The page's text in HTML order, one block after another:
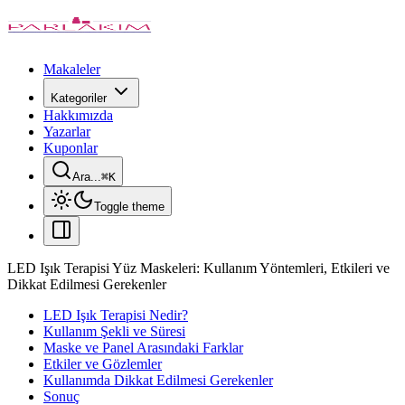
Makaleler
Kategoriler
Hakkımızda
Yazarlar
Kuponlar
Ara...⌘K
Toggle theme
LED Işık Terapisi Yüz Maskeleri: Kullanım Yöntemleri, Etkileri ve
Dikkat Edilmesi Gerekenler
LED Işık Terapisi Nedir?
Kullanım Şekli ve Süresi
Maske ve Panel Arasındaki Farklar
Etkiler ve Gözlemler
Kullanımda Dikkat Edilmesi Gerekenler
Sonuç